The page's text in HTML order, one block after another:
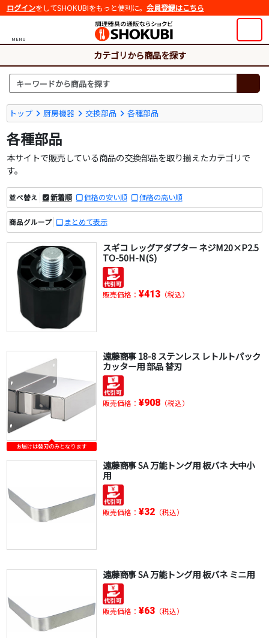
ログインをしてSHOKUBIをもっと便利に。 会員登録はこちら
MENU
カテゴリから商品を探す
トップ 厨房機器 交換部品 各種部品
各種部品
本サイトで販売している商品の交換部品を取り揃えたカテゴリで
す。
並べ替え 新着順 価格の安い順 価格の高い順
商品グループ まとめて表示
スギコ レッグアダプター ネジM20×P2.5
TO-50H-N(S)
販売価格： ¥413（税込）
お届けは替刃のみとなります
遠藤商事 18-8 ステンレス レトルトパック
カッター用 部品 替刃
販売価格： ¥908（税込）
遠藤商事 SA 万能トング用 板バネ 大中小
用
販売価格： ¥32（税込）
遠藤商事 SA 万能トング用 板バネ ミニ用
販売価格： ¥63（税込）